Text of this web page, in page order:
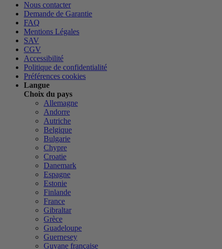
Nous contacter
Demande de Garantie
FAQ
Mentions Légales
SAV
CGV
Accessibilité
Politique de confidentialité
Préférences cookies
Langue
Choix du pays
Allemagne
Andorre
Autriche
Belgique
Bulgarie
Chypre
Croatie
Danemark
Espagne
Estonie
Finlande
France
Gibraltar
Grèce
Guadeloupe
Guernesey
Guyane française